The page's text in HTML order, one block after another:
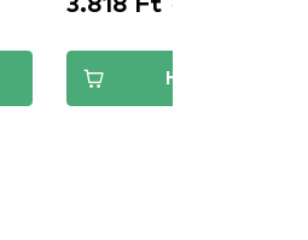
3.818 Ft
Hozzáadva